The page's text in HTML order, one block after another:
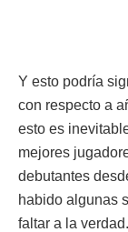
Y esto podría
con respecto a
esto es
mejores
debutantes
habido algunas
faltar a la verdad.